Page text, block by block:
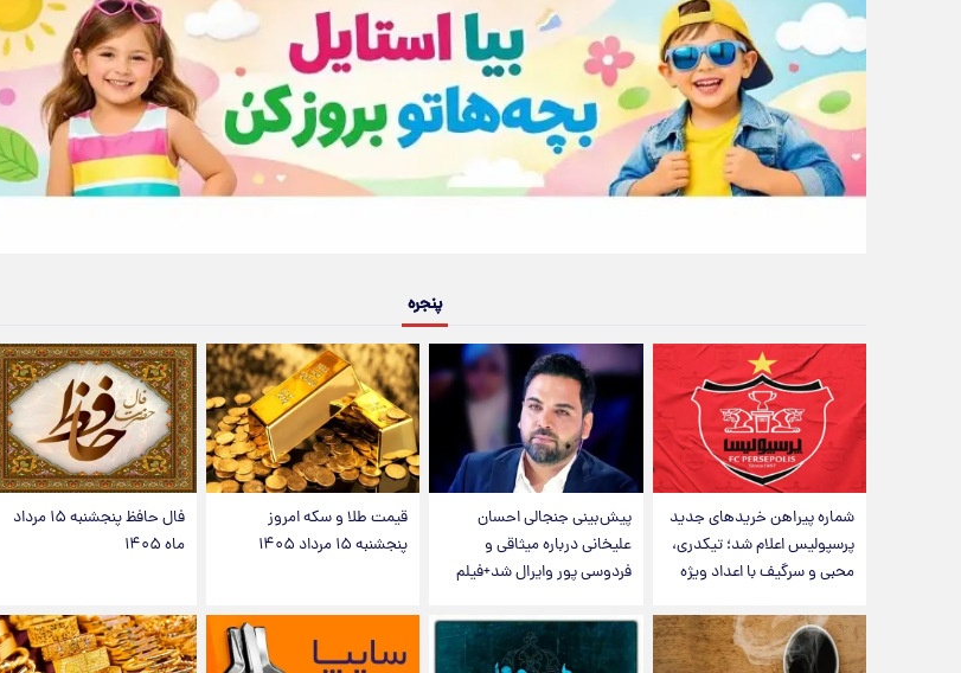
پنجره
شماره پیراهن خریدهای جدید
پرسپولیس اعلام شد؛ تیکدری،
محبی و سرگیف با اعداد ویژه
پیش‌بینی جنجالی احسان
علیخانی درباره میثاقی و
فردوسی پور وایرال شد+فیلم
قیمت طلا و سکه امروز
پنجشنبه ۱۵ مرداد ۱۴۰۵
فال حافظ پنجشنبه ۱۵ مرداد
ماه ۱۴۰۵